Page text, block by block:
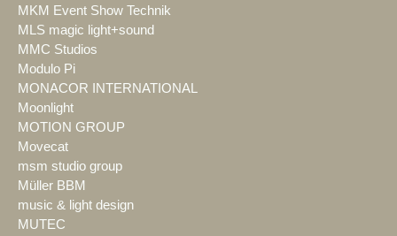
MKM Event Show Technik
MLS magic light+sound
MMC Studios
Modulo Pi
MONACOR INTERNATIONAL
Moonlight
MOTION GROUP
Movecat
msm studio group
Müller BBM
music & light design
MUTEC